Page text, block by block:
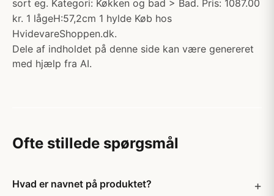
sort eg. Kategori: Køkken og bad > Bad. Pris: 1087.00
kr. 1 lågeH:57,2cm 1 hylde Køb hos
HvidevareShoppen.dk.
Dele af indholdet på denne side kan være genereret
med hjælp fra AI.
Ofte stillede spørgsmål
Hvad er navnet på produktet?